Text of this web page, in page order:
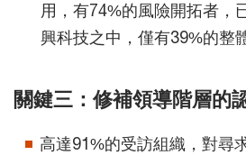
用，有74%的風險開拓者，
興科技之中，僅有39%的整
關鍵三：修補領導階層的
高達91%的受訪組織，對尋